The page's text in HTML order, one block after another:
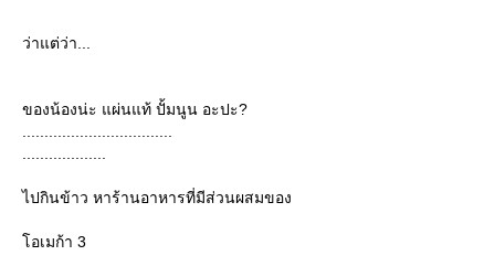
ว่าแต่ว่า...
ของน้องน่ะ แผ่นแท้ ปั้มนูน อะปะ?
ไปกินข้าว หาร้านอาหารที่มีส่วนผสมของ
อเมก้า 3